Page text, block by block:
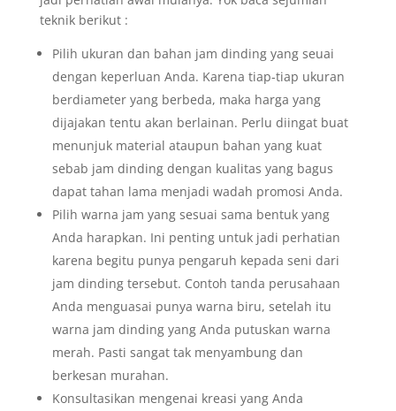
teknik berikut :
Pilih ukuran dan bahan jam dinding yang seuai
dengan keperluan Anda. Karena tiap-tiap ukuran
berdiameter yang berbeda, maka harga yang
dijajakan tentu akan berlainan. Perlu diingat buat
menunjuk material ataupun bahan yang kuat
sebab jam dinding dengan kualitas yang bagus
dapat tahan lama menjadi wadah promosi Anda.
Pilih warna jam yang sesuai sama bentuk yang
Anda harapkan. Ini penting untuk jadi perhatian
karena begitu punya pengaruh kepada seni dari
jam dinding tersebut. Contoh tanda perusahaan
Anda menguasai punya warna biru, setelah itu
warna jam dinding yang Anda putuskan warna
merah. Pasti sangat tak menyambung dan
berkesan murahan.
Konsultasikan mengenai kreasi yang Anda